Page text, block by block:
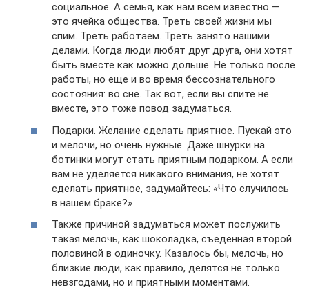
социальное. А семья, как нам всем известно —
это ячейка общества. Треть своей жизни мы
спим. Треть работаем. Треть занято нашими
делами. Когда люди любят друг друга, они хотят
быть вместе как можно дольше. Не только после
работы, но еще и во время бессознательного
состояния: во сне. Так вот, если вы спите не
вместе, это тоже повод задуматься.
Подарки. Желание сделать приятное. Пускай это
и мелочи, но очень нужные. Даже шнурки на
ботинки могут стать приятным подарком. А если
вам не уделяется никакого внимания, не хотят
сделать приятное, задумайтесь: «Что случилось
в нашем браке?»
Также причиной задуматься может послужить
такая мелочь, как шоколадка, съеденная второй
половиной в одиночку. Казалось бы, мелочь, но
близкие люди, как правило, делятся не только
невзгодами, но и приятными моментами.